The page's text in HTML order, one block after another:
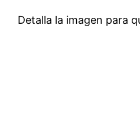
Detalla la imagen para